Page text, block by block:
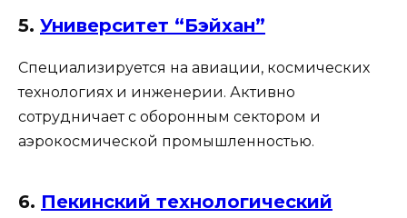
5. Университет “Бэйхан”
Специализируется на авиации, космических
технологиях и инженерии. Активно
сотрудничает с оборонным сектором и
аэрокосмической промышленностью.
6. Пекинский технологический